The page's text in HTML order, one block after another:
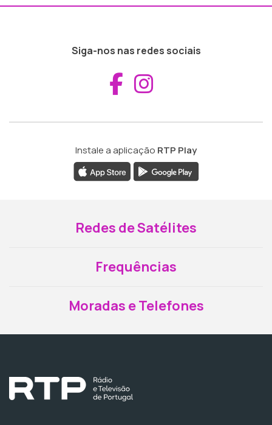
Siga-nos nas redes sociais
Aceder ao
Instale a aplicação RTP Play
Redes de Satélites
Frequências
Moradas e Telefones